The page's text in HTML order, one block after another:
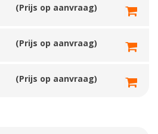
(Prijs op aanvraag)
(Prijs op aanvraag)
(Prijs op aanvraag)